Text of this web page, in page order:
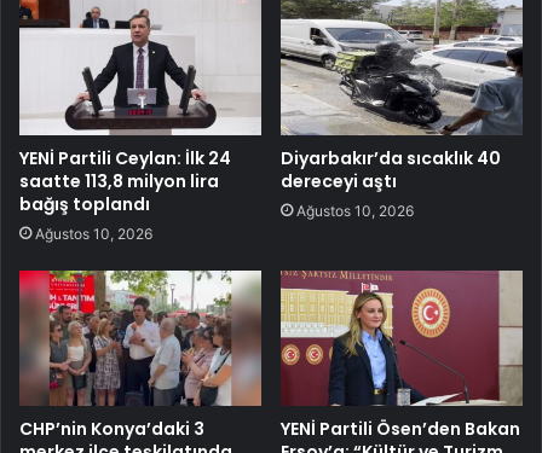
YENİ Partili Ceylan: İlk 24
saatte 113,8 milyon lira
bağış toplandı
Ağustos 10, 2026
Diyarbakır’da sıcaklık 40
dereceyi aştı
Ağustos 10, 2026
CHP’nin Konya’daki 3
YENİ Partili Ösen’den Bakan